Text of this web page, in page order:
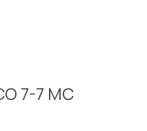
7-7 MC